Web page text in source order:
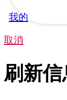
我的
取消
刷新